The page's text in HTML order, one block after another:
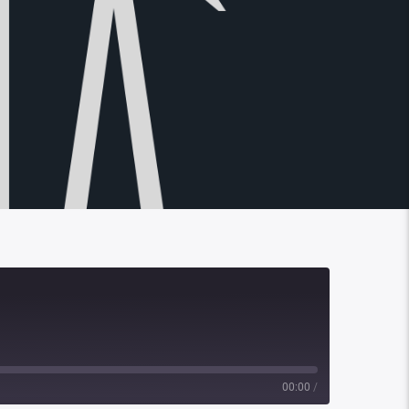
00:00 /